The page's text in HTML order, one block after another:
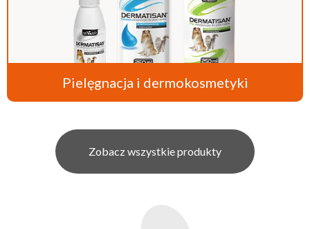
Pielęgnacja i dermokosmetyki
Zobacz wszystkie produkty